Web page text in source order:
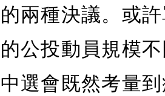
的兩種決議。或
的公投動員規模
中選會既然考量